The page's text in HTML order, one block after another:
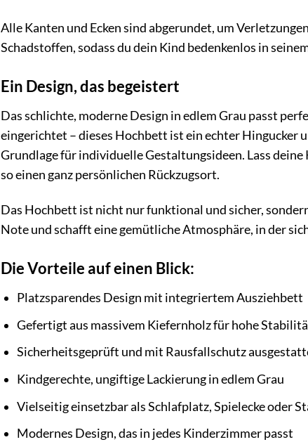
Alle Kanten und Ecken sind abgerundet, um
Schadstoffen, sodass du dein Kind bedenkenlos in
Ein Design, das begeistert
Das schlichte, moderne Design in edlem Grau passt
eingerichtet – dieses Hochbett ist ein echter Hingucker
Grundlage für individuelle Gestaltungsideen. Lass
so einen ganz persönlichen Rückzugsort.
Das Hochbett ist nicht nur funktional und sicher,
Note und schafft eine gemütliche Atmosphäre, in der
Die Vorteile auf einen Blick:
Platzsparendes Design mit integriertem Ausziehbett
Gefertigt aus massivem Kiefernholz für hohe
Sicherheitsgeprüft und mit Rausfallschutz
Kindgerechte, ungiftige Lackierung in edlem Grau
Vielseitig einsetzbar als Schlafplatz, Spielecke oder
Modernes Design, das in jedes Kinderzimmer passt